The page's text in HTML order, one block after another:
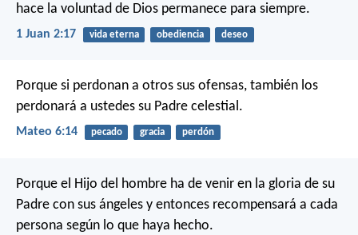
hace la voluntad de Dios permanece para siempre.
1 Juan 2:17 vida eterna obediencia deseo
Porque si perdonan a otros sus ofensas, también los
perdonará a ustedes su Padre celestial.
Mateo 6:14 pecado gracia perdón
Porque el Hijo del hombre ha de venir en la gloria de su
Padre con sus ángeles y entonces recompensará a cada
persona según lo que haya hecho.